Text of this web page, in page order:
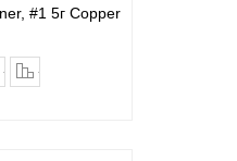
#1 5г Copper
в закладки